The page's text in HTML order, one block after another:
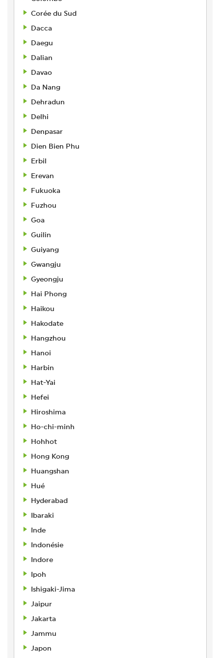
Corée du Sud
Dacca
Daegu
Dalian
Davao
Da Nang
Dehradun
Delhi
Denpasar
Dien Bien Phu
Erbil
Erevan
Fukuoka
Fuzhou
Goa
Guilin
Guiyang
Gwangju
Gyeongju
Hai Phong
Haikou
Hakodate
Hangzhou
Hanoi
Harbin
Hat-Yai
Hefei
Hiroshima
Ho-chi-minh
Hohhot
Hong Kong
Huangshan
Hué
Hyderabad
Ibaraki
Inde
Indonésie
Indore
Ipoh
Ishigaki-Jima
Jaipur
Jakarta
Jammu
Japon